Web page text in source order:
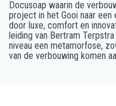
Docusoap waarin de
project in het Gooi naar
door luxe, comfort en
leiding van Bertram
niveau een metamorfose,
van de verbouwing komen